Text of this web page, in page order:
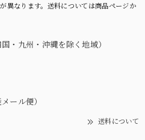
異なります。送料については商品ページか
・九州・沖縄を除く地域）
ール便）
送料について